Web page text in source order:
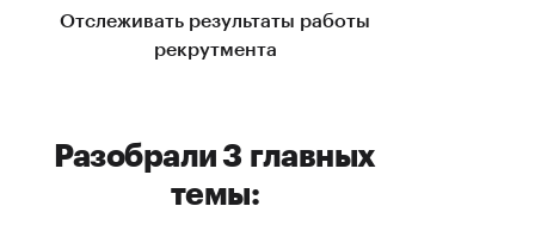
Отслеживать результаты работы
рекрутмента
Разобрали 3 главных
темы: